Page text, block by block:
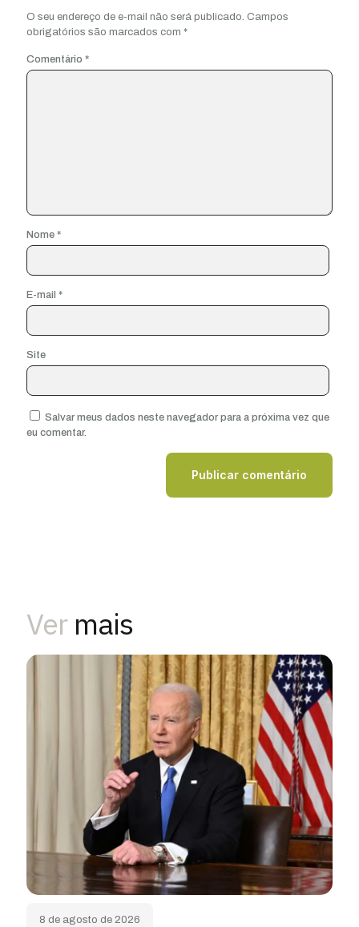
O seu endereço de e-mail não será publicado. Campos
obrigatórios são marcados com *
Comentário *
Nome *
E-mail *
Site
Salvar meus dados neste navegador para a próxima vez que
eu comentar.
Ver mais
8 de agosto de 2026